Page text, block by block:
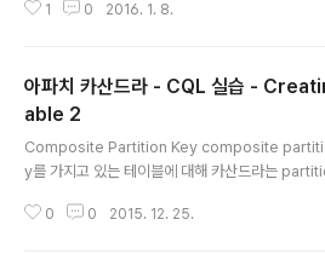
한 상태여야 합니다. (작은 클러스터면 더 좋습
예제는 간단한 console application을 만드는
본적인것..
1 0 2016. 1. 8.
아파치 카산드라 - CQL 실습 -
able 2
Composite Partition Key composite
y를 가지고 있는 테이블에 대해 카산드라는
색)을 용이하게 하기 위해 partition 안에 logical
0 0 2015. 12. 25.